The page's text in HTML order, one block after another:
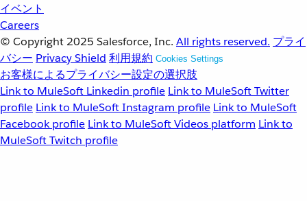
イベント
Careers
© Copyright 2025 Salesforce, Inc. All rights reserved. プライ
バシー Privacy Shield 利用規約 Cookies Settings
お客様によるプライバシー設定の選択肢
Link to MuleSoft Linkedin profile Link to MuleSoft Twitter
profile Link to MuleSoft Instagram profile Link to MuleSoft
Facebook profile Link to MuleSoft Videos platform Link to
MuleSoft Twitch profile